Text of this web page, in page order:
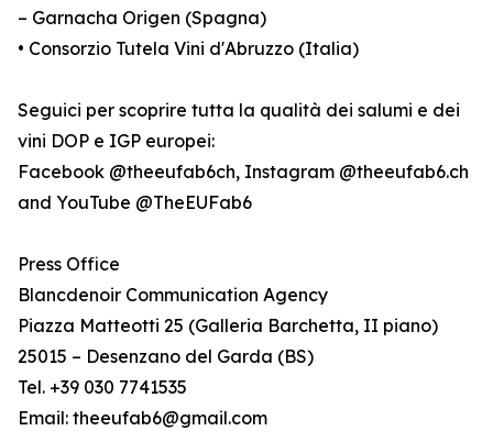
– Garnacha Origen (Spagna)
• Consorzio Tutela Vini d'Abruzzo (Italia)
Seguici per scoprire tutta la qualità dei salumi e dei
vini DOP e IGP europei:
Facebook @theeufab6ch, Instagram @theeufab6.ch
and YouTube @TheEUFab6
Press Office
Blancdenoir Communication Agency
Piazza Matteotti 25 (Galleria Barchetta, II piano)
25015 – Desenzano del Garda (BS)
Tel. +39 030 7741535
Email: theeufab6@gmail.com